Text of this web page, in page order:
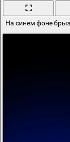
На синем фоне